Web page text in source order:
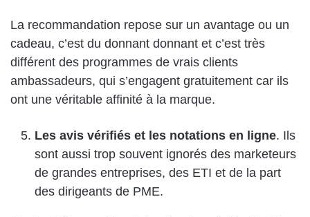
La recommandation repose sur un avantage ou un
cadeau, c’est du donnant donnant et c’est très
différent des programmes de vrais clients
ambassadeurs, qui s’engagent gratuitement car ils
ont une véritable affinité à la marque.
Les avis vérifiés et les notations en ligne. Ils
sont aussi trop souvent ignorés des marketeurs
de grandes entreprises, des ETI et de la part
des dirigeants de PME.